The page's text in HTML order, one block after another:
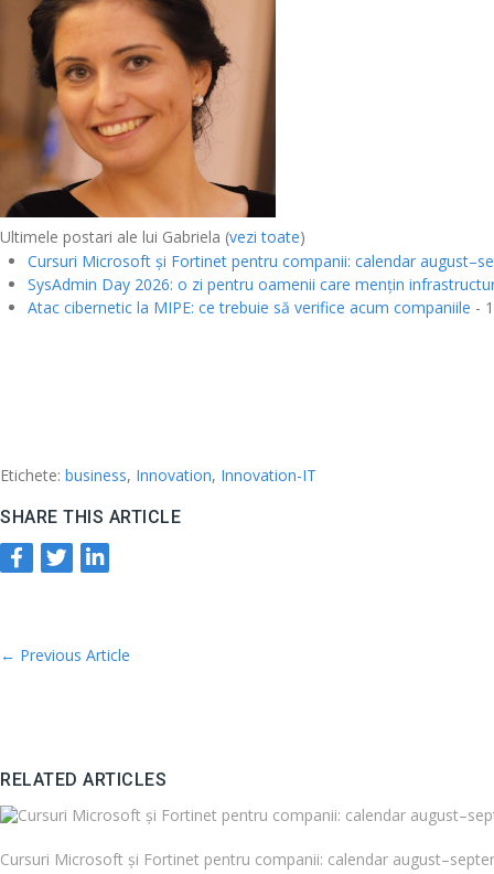
Ultimele postari ale lui Gabriela (vezi toate)
Cursuri Microsoft și Fortinet pentru companii: calendar
SysAdmin Day 2026: o zi pentru oamenii care mențin
Atac cibernetic la MIPE: ce trebuie să verifice acum companiile -
Etichete: business, Innovation, Innovation-IT
SHARE THIS ARTICLE
← Previous Article
RELATED ARTICLES
Cursuri Microsoft și Fortinet pentru companii: calendar